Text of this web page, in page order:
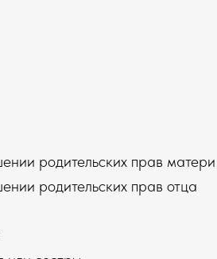
родительских прав матери
родительских прав отца